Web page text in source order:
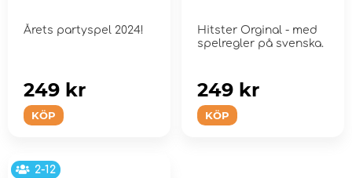
Årets partyspel 2024!
KÖP
249 kr
Hitster Orginal - med
spelregler på svenska.
KÖP
249 kr
2-12